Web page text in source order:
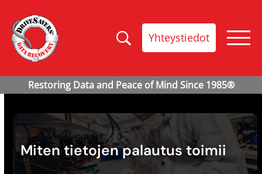
Yhteystiedot
Miten tietojen palautus toimii